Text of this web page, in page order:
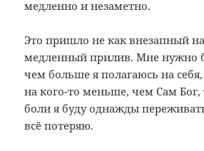
медленно и незаметно.
Это пришло не как внезапный
медленный прилив. Мне нужно
чем больше я полагаюсь на
на кого-то меньше, чем Сам
боли я буду однажды
всё потеряю.